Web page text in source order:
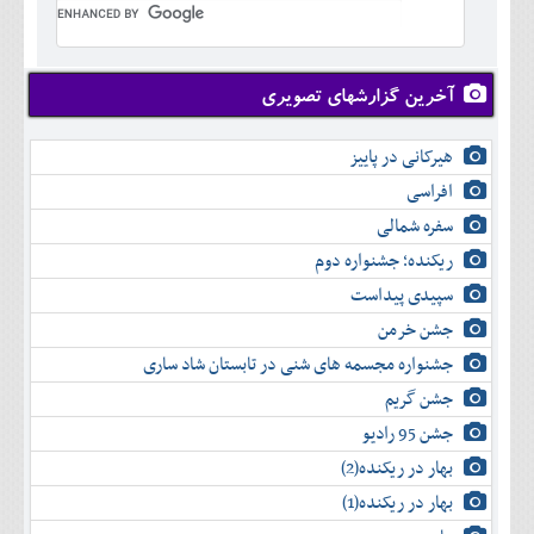
شهريور
مهر
آبان
آذر
دی
بهمن
اسفند
تير
مرداد
شهريور
مهر
آبان
آذر
دی
بهمن
اسفند
آخرین گزارشهای تصویری
هیرکانی در پاییز
افراسی
سفره شمالی
ریکنده؛ جشنواره دوم
سپیدی پیداست
جشن خرمن
جشنواره مجسمه های شنی در تابستان شاد ساری
جشن گریم
جشن 95 رادیو
بهار در ریکنده(2)
بهار در ریکنده(1)